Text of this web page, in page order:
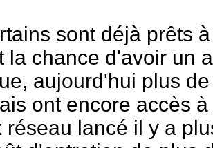
sont déjà prêts
la chance d'avoir un
aujourd'hui plus
ont encore accès
réseau lancé il y a